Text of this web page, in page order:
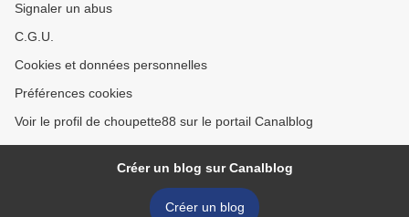
Signaler un abus
C.G.U.
Cookies et données personnelles
Préférences cookies
Voir le profil de choupette88 sur le portail Canalblog
Créer un blog sur Canalblog
Créer un blog